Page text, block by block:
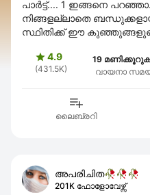
പാർട്ട്....‌ 1 ഇങ്ങനെ
നിങ്ങളല്ലാതെ
സ്ഥിതിക്ക് ഈ
നിൽക്കുന്ന ഒരു ...
4.9
(431.5K)
19
വായനാ
ലൈബ്രറി
അപരിചിത🥀🥀🥀
201K ഫോളോവേഴ്സ്